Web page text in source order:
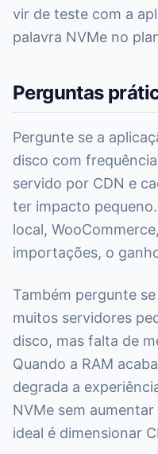
vir de teste com a
palavra NVMe no
Perguntas
Pergunte se a
disco com
servido por CDN e
ter impacto
local,
importações, o
Também pergunte
muitos servidores
disco, mas falta de
Quando a RAM
degrada a
NVMe sem
ideal é dimensionar